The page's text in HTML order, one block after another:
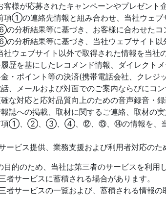
が応募されたキャンペーンやプレゼント企
連絡先情報と組み合わせ、当社ウェブサ
結果等に基づき、お客様に合わせたコ
結果等に基づき、当社ウェブサイト以
ェブサイト以外で取得された情報を当社の
を基にしたレコメンド情報、ダイレクトメ
ポイント等の決済(携帯電話会社、クレジッ
メールおよび対面でのご案内ならびにコン
対応と応対品質向上のための音声録音・
への掲載、取材に関するご連絡、取材の実
②、③、④、⑫、⑬、⑭の情報を、当社シ
提供、業務支援および利用者対応のた
目的のため、当社は第三者のサービスを利用
ービスに蓄積される場合があります。
ービスの一覧および、蓄積される情報の